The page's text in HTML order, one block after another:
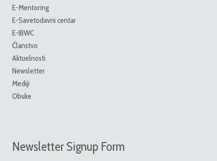
E-Mentoring
E-Savetodavni centar
E-IBWC
Članstvo
Aktuelnosti
Newsletter
Mediji
Obuke
Newsletter Signup Form